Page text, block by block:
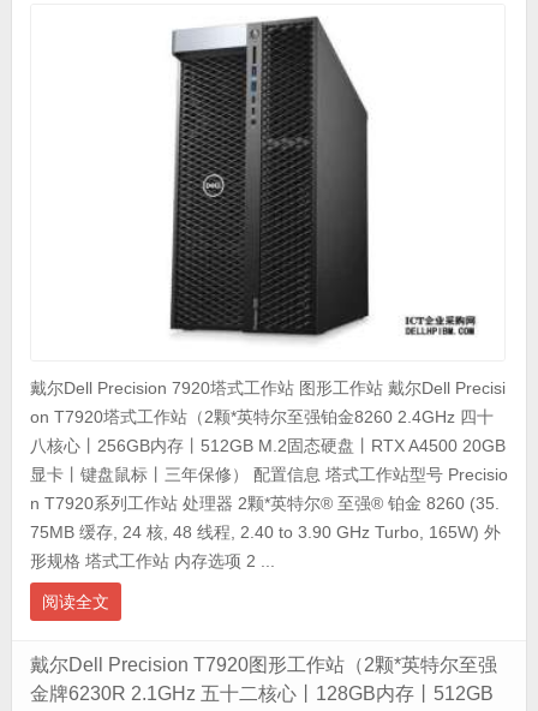
戴尔Dell Precision 7920塔式工作站 图形工作站 戴尔Dell Precisi
on T7920塔式工作站（2颗*英特尔至强铂金8260 2.4GHz 四十
八核心丨256GB内存丨512GB M.2固态硬盘丨RTX A4500 20GB
显卡丨键盘鼠标丨三年保修） 配置信息 塔式工作站型号 Precisio
n T7920系列工作站 处理器 2颗*英特尔® 至强® 铂金 8260 (35.
75MB 缓存, 24 核, 48 线程, 2.40 to 3.90 GHz Turbo, 165W) 外
形规格 塔式工作站 内存选项 2 ...
阅读全文
戴尔Dell Precision T7920图形工作站（2颗*英特尔至强
金牌6230R 2.1GHz 五十二核心丨128GB内存丨512GB